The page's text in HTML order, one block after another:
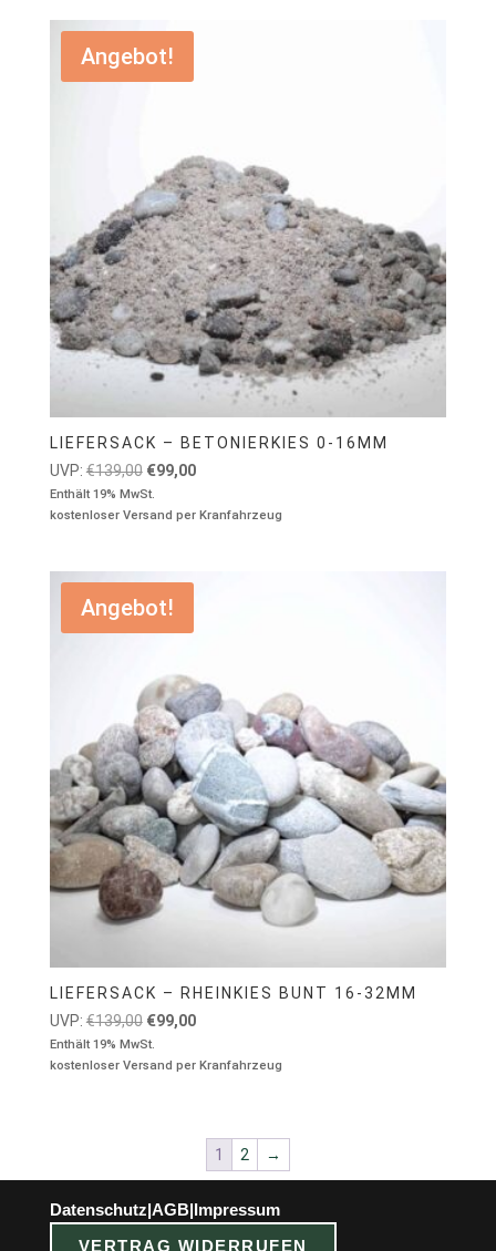
Angebot!
LIEFERSACK – BETONIERKIES 0-16MM
UVP: €139,00 Ursprünglicher
Preis
war:
€99,00Aktueller
ist:
Enthält 19% MwSt.
kostenloser Versand per Kranfahrzeug
Angebot!
LIEFERSACK – RHEINKIES BUNT 16-32MM
UVP: €139,00 Ursprünglicher
Preis
war:
€99,00Aktueller
ist:
Enthält 19% MwSt.
kostenloser Versand per Kranfahrzeug
1 2 →
Datenschutz|AGB|Impressum
VERTRAG WIDERRUFEN